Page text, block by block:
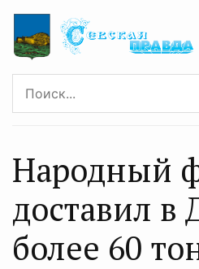
Народный
доставил в
более 60